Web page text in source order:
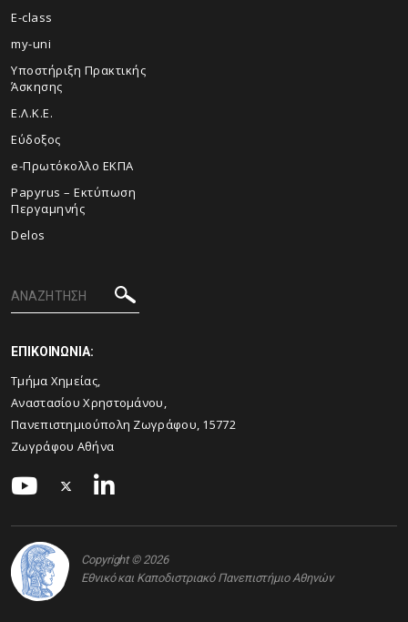
E-class
my-uni
Υποστήριξη Πρακτικής
Άσκησης
Ε.Λ.Κ.Ε.
Εύδοξος
e-Πρωτόκολλο ΕΚΠΑ
Papyrus – Εκτύπωση
Περγαμηνής
Delos
ΕΠΙΚΟΙΝΩΝΙΑ:
Τμήμα Χημείας,
Αναστασίου Χρηστομάνου,
Πανεπιστημιούπολη Ζωγράφου, 15772
Ζωγράφου Αθήνα
Copyright © 2026
Εθνικό και Καποδιστριακό Πανεπιστήμιο Αθηνών